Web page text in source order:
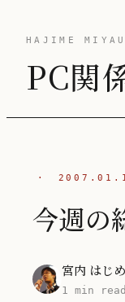
HAJIME
PC関
·
今週の
宮内 はじめ
1 min read